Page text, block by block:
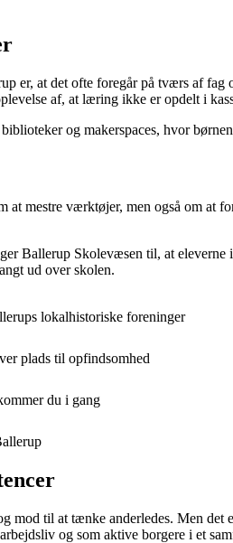
er, at det ofte foregår på tværs af
af, at læring ikke er opdelt i
og makerspaces, hvor
at mestre værktøjer, men også om
Ballerup Skolevæsen til, at
ud over skolen.
lokalhistoriske foreninger
plads til opfindsomhed
du i gang
til at tænke anderledes. Men
og som aktive borgere i et